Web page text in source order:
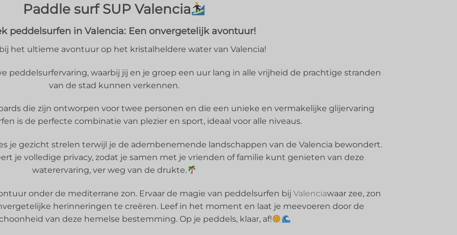
Paddle surf SUP Valencia
peddelsurfen in Valencia: Een onvergetelijk avontuur!
het ultieme avontuur op het kristalheldere water van Valencia!
peddelsurfervaring, waarbij jij en je groep een uur lang in alle vrijheid de prachtige stranden
van de stad kunnen verkennen.
die zijn ontworpen voor twee personen en die een unieke en vermakelijke glijervaring
is de perfecte combinatie van plezier en sport, ideaal voor alle niveaus.
je gezicht strelen terwijl je de adembenemende landschappen van de Valencia bewondert.
je volledige privacy, zodat je samen met je vrienden of familie kunt genieten van deze
waterervaring, ver weg van de drukte.
onder de mediterrane zon. Ervaar de magie van peddelsurfen bij Valenciawaar zee, zon
herinneringen te creëren. Leef in het moment en laat je meevoeren door de
van deze hemelse bestemming. Op je peddels, klaar, af!